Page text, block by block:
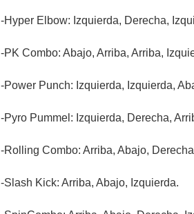
-Hyper Elbow: Izquierda, Derecha,
-PK Combo: Abajo, Arriba, Arriba,
-Power Punch: Izquierda, Izquierda,
-Pyro Pummel: Izquierda, Derecha,
-Rolling Combo: Arriba, Abajo,
-Slash Kick: Arriba, Abajo, Izquierda.